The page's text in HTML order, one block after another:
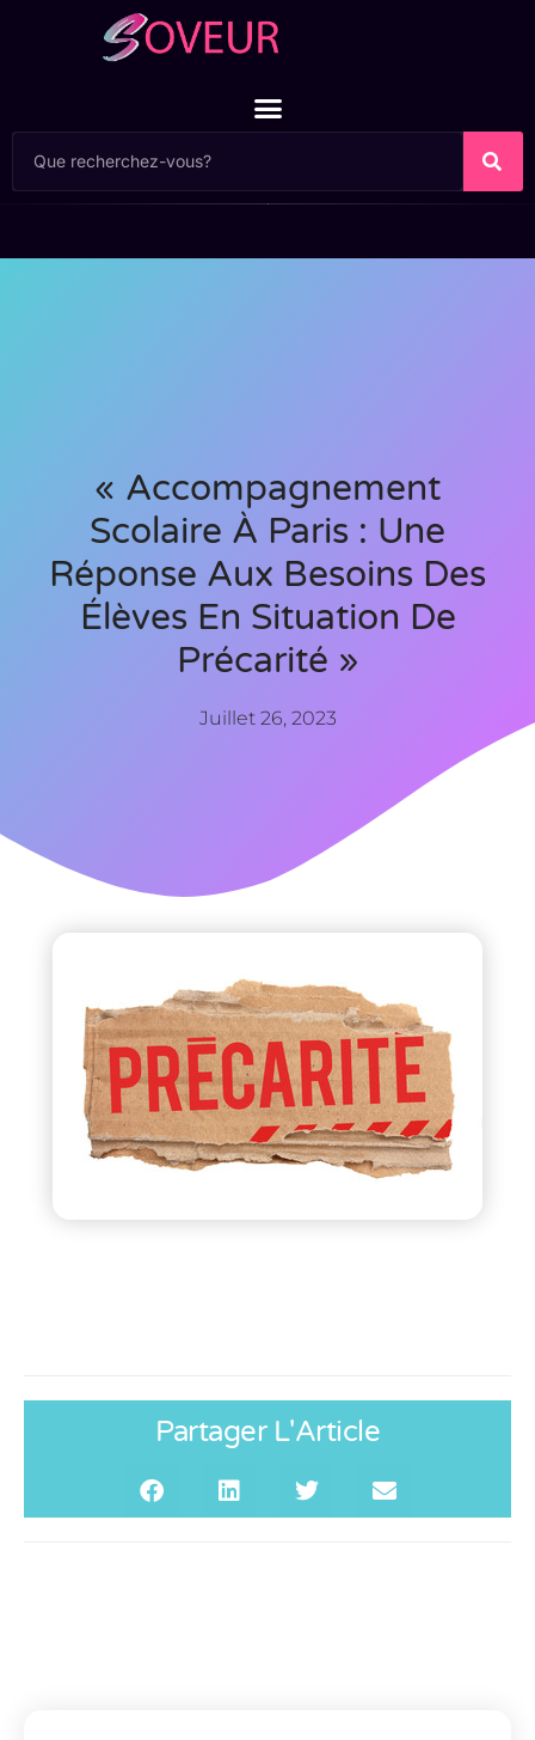
« Accompagnement
Scolaire À Paris : Une
Réponse Aux Besoins Des
Élèves En Situation De
Précarité »
Juillet 26, 2023
Partager L'Article